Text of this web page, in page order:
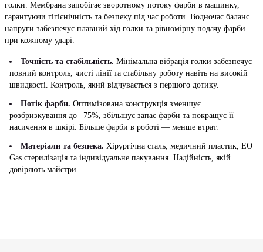
голки. Мембрана запобігає зворотному потоку фарби в машинку,
гарантуючи гігієнічність та безпеку під час роботи. Водночас баланс
напруги забезпечує плавний хід голки та рівномірну подачу фарби
при кожному ударі.
Точність та стабільність. Мінімальна вібрація голки забезпечує
повний контроль, чисті лінії та стабільну роботу навіть на високій
швидкості. Контроль, який відчувається з першого дотику.
Потік фарби. Оптимізована конструкція зменшує
розбризкування до –75%, збільшує запас фарби та покращує її
насичення в шкірі. Більше фарби в роботі — менше втрат.
Матеріали та безпека. Хірургічна сталь, медичний пластик, EO
Gas стерилізація та індивідуальне пакування. Надійність, якій
довіряють майстри.